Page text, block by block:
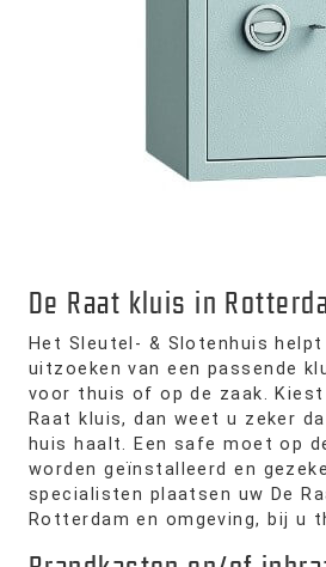
De Raat kluis in
Het Sleutel- & Slotenhuis
uitzoeken van een passende
voor thuis of op de zaak. Kiest
Raat kluis, dan weet u zeker
huis haalt. Een safe moet op
worden geïnstalleerd en
specialisten plaatsen uw De
Rotterdam en omgeving, bij u